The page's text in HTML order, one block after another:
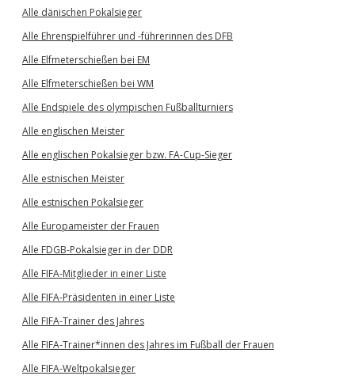
Alle dänischen Pokalsieger
Alle Ehrenspielführer und -führerinnen des DFB
Alle Elfmeterschießen bei EM
Alle Elfmeterschießen bei WM
Alle Endspiele des olympischen Fußballturniers
Alle englischen Meister
Alle englischen Pokalsieger bzw. FA-Cup-Sieger
Alle estnischen Meister
Alle estnischen Pokalsieger
Alle Europameister der Frauen
Alle FDGB-Pokalsieger in der DDR
Alle FIFA-Mitglieder in einer Liste
Alle FIFA-Präsidenten in einer Liste
Alle FIFA-Trainer des Jahres
Alle FIFA-Trainer*innen des Jahres im Fußball der Frauen
Alle FIFA-Weltpokalsieger